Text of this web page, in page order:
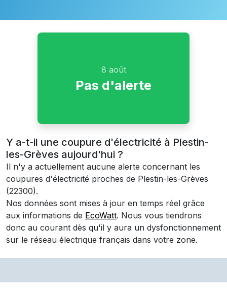
8 août
Pas d'alerte
Y a-t-il une coupure d'électricité à Plestin-
les-Grèves aujourd'hui ?
Il n'y a actuellement aucune alerte concernant les
coupures d'électricité proches de Plestin-les-Grèves
(22300).
Nos données sont mises à jour en temps réel grâce
aux informations de EcoWatt. Nous vous tiendrons
donc au courant dès qu'il y aura un dysfonctionnement
sur le réseau électrique français dans votre zone.